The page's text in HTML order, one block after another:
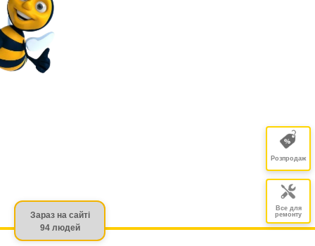
Розпродаж
Все для
ремонту
Зараз на сайті
94 людей